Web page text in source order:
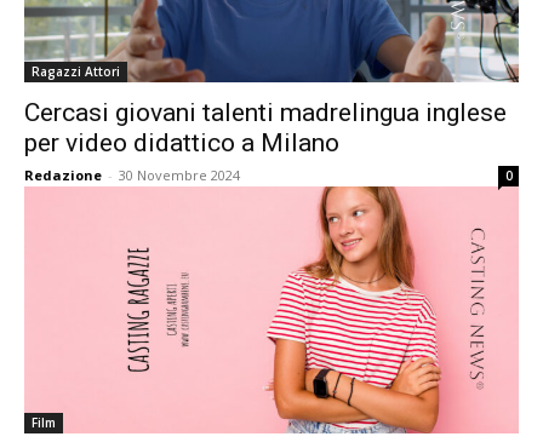
Ragazzi Attori
Cercasi giovani talenti madrelingua inglese
per video didattico a Milano
Redazione - 30 Novembre 2024 0
Film